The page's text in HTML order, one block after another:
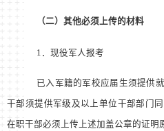
（二）其他必须上传的材料
1 ．现役军人报考
已入军籍的军校应届生须提供
干部须提供军级及以上单位干部部门
在职干部必须上传上述加盖公章的证明